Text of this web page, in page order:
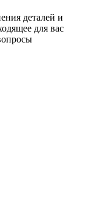
деталей и
для вас